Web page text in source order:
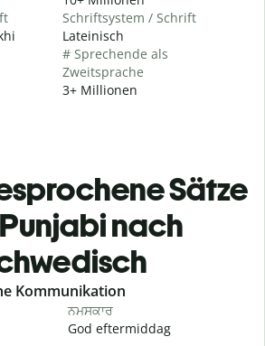
Schriftsystem / Schrift
Lateinisch
# Sprechende als
Zweitsprache
3+ Millionen
Sätze
nach
Kommunikation
ਨਮਸਕਾਰ
God eftermiddag